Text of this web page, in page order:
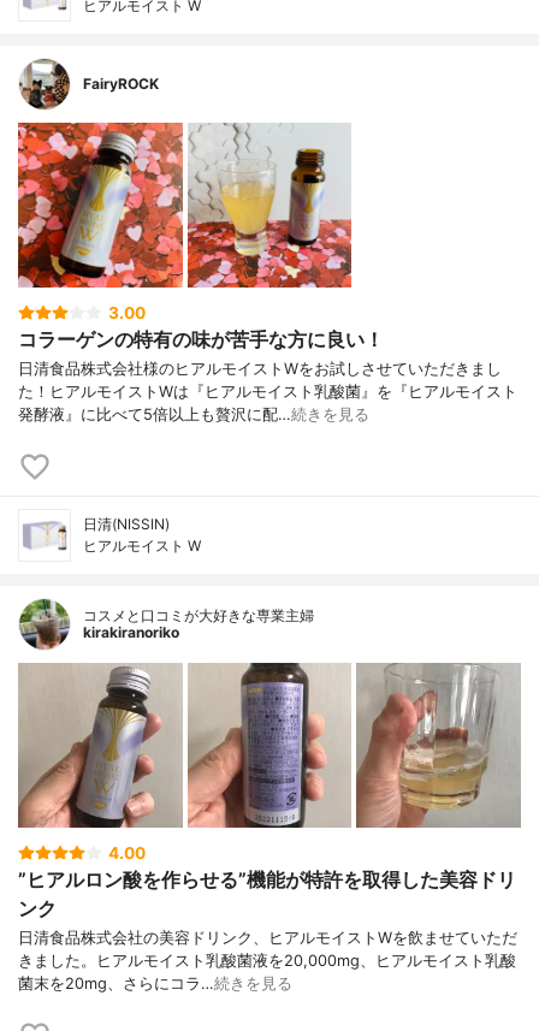
ヒアルモイスト W
FairyROCK
3.00
コラーゲンの特有の味が苦手な方に良い！
日清食品株式会社様のヒアルモイストWをお試しさせていただきまし
た！ヒアルモイストWは『ヒアルモイスト乳酸菌』を『ヒアルモイスト
発酵液』に比べて5倍以上も贅沢に配…続きを見る
日清(NISSIN)
ヒアルモイスト W
コスメと口コミが大好きな専業主婦
kirakiranoriko
4.00
”ヒアルロン酸を作らせる”機能が特許を取得した美容ドリ
ンク
日清食品株式会社の美容ドリンク、ヒアルモイストWを飲ませていただ
きました。ヒアルモイスト乳酸菌液を20,000mg、ヒアルモイスト乳酸
菌末を20mg、さらにコラ…続きを見る